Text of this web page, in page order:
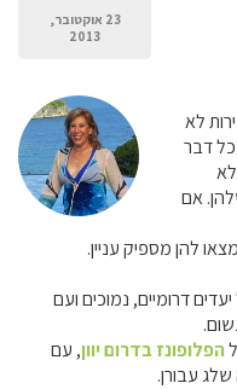
23 אוקטובר,
2013
לא
דבר
אם
להן מספיק עניין.
דרומיים, נמוכים ועם
הפלופונז בדרום יוון, עם
שלג עבורן.